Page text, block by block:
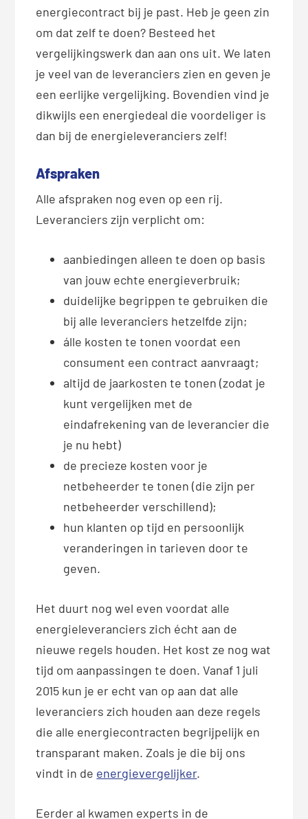
energiecontract bij je past. Heb je geen zin
om dat zelf te doen? Besteed het
vergelijkingswerk dan aan ons uit. We laten
je veel van de leveranciers zien en geven je
een eerlijke vergelijking. Bovendien vind je
dikwijls een energiedeal die voordeliger is
dan bij de energieleveranciers zelf!
Afspraken
Alle afspraken nog even op een rij.
Leveranciers zijn verplicht om:
aanbiedingen alleen te doen op basis
van jouw echte energieverbruik;
duidelijke begrippen te gebruiken die
bij alle leveranciers hetzelfde zijn;
álle kosten te tonen voordat een
consument een contract aanvraagt;
altijd de jaarkosten te tonen (zodat je
kunt vergelijken met de
eindafrekening van de leverancier die
je nu hebt)
de precieze kosten voor je
netbeheerder te tonen (die zijn per
netbeheerder verschillend);
hun klanten op tijd en persoonlijk
veranderingen in tarieven door te
geven.
Het duurt nog wel even voordat alle
energieleveranciers zich écht aan de
nieuwe regels houden. Het kost ze nog wat
tijd om aanpassingen te doen. Vanaf 1 juli
2015 kun je er echt van op aan dat alle
leveranciers zich houden aan deze regels
die alle energiecontracten begrijpelijk en
transparant maken. Zoals je die bij ons
vindt in de energievergelijker.
Eerder al kwamen experts in de